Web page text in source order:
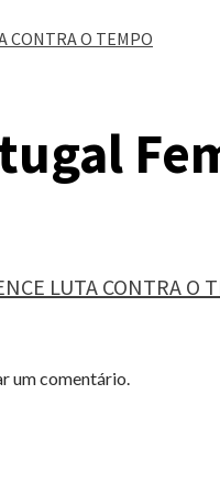
CONTRA O TEMPO
LUTA CONTRA O
um comentário.